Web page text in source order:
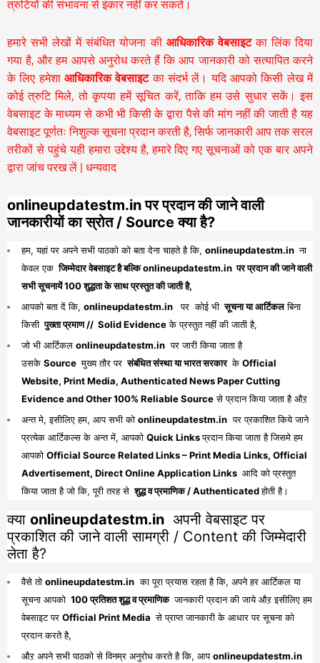
त्रुटियों की संभावना से इंकार नहीं कर सकते।
हमारे सभी लेखों में संबंधित योजना की आधिकारिक वेबसाइटका लिंक दिया
गया है, और हम आपसे अनुरोध करते हैं कि आप जानकारी को सत्यापित करने
के लिए हमेशा आधिकारिक वेबसाइटका संदर्भ लें। यदि आपको किसी लेख में
कोई त्रुटि मिले, तो कृपया हमें सूचित करें, ताकि हम उसे सुधार सकें। इस
वेबसाइट के माध्यम से कभी भी किसी के द्वारा पैसे की मांग नहीं की जाती है यह
वेबसाइट पूर्णतः निशुल्क सूचना प्रदान करती है,सिर्फ जानकारी आप तक सरल
तरीकों से पहुंचे यही हमारा उद्देश्य है, हमारे दिए गए सूचनाओं को एक बार अपने
द्वारा जांच परख लें | धन्यवाद
onlineupdatestm.in पर प्रदान की जाने वाली
जानकारीयों का स्रोत / Source क्या है?
हम, यहां पर अपने सभी पाठको को बता देना चाहते है कि, onlineupdatestm.in ना
केवल एक जिम्मेदार वेबसाइट है बल्कि onlineupdatestm.in पर प्रदान की जाने वाली
सभी सूचनायें 100 शुद्धता के साथ प्रस्तुत की जाती है,
आपको बता दें कि, onlineupdatestm.in पर कोई भी सूचना या आर्टिकलबिना
किसी पुख्ता प्रमाण // Solid Evidenceके प्रस्तुत नहीं की जाती है,
जो भी आर्टिकल onlineupdatestm.in पर जारी किया जाता है
उसके Source मुख्य तौर पर संबंधित संस्था या भारत सरकार के Official
Website, Print Media, Authenticated News Paper Cutting
Evidence and Other 100% Reliable Sourceसे प्रदान किया जाता है औऱ
अन्त मे, इसीलिए हम, आप सभी को onlineupdatestm.in पर प्रकाशित किये जाने
प्रत्येक आर्टिकल्स के अन्त में, आपको Quick Linksप्रदान किया जाता है जिसमे हम
आपको Official Source Related Links – Print Media Links, Official
Advertisement, Direct Online Application Links आदि को प्रस्तुत
किया जाता है जो कि, पूरी तरह से शुद्ध व प्रमाणिक / Authenticatedहोती है।
क्या onlineupdatestm.in अपनी वेबसाइट पर
प्रकाशित की जाने वाली सामग्री / Content की जिम्मेदारी
लेता है?
वैसे तो onlineupdatestm.in का पूरा प्रयास रहता है कि, अपने हर आर्टिकल या
सूचना आपको 100 प्रतिशत शुद्ध व प्रमाणिक जानकारी प्रदान की जाये औऱ इसीलिए हम
वेबसाइट पर Official Print Media से प्राप्त जानकारी के आधार पर सूचना को
प्रदान करते है,
औऱ अपने सभी पाठको से विनम्र अनुरोध करते है कि, आपonlineupdatestm.in